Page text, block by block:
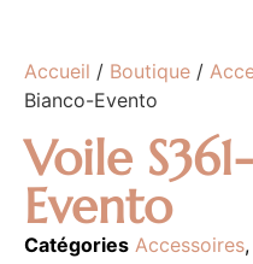
Accueil / Boutique /
Bianco-Evento
Voile
Evento
Catégories Accessoires,